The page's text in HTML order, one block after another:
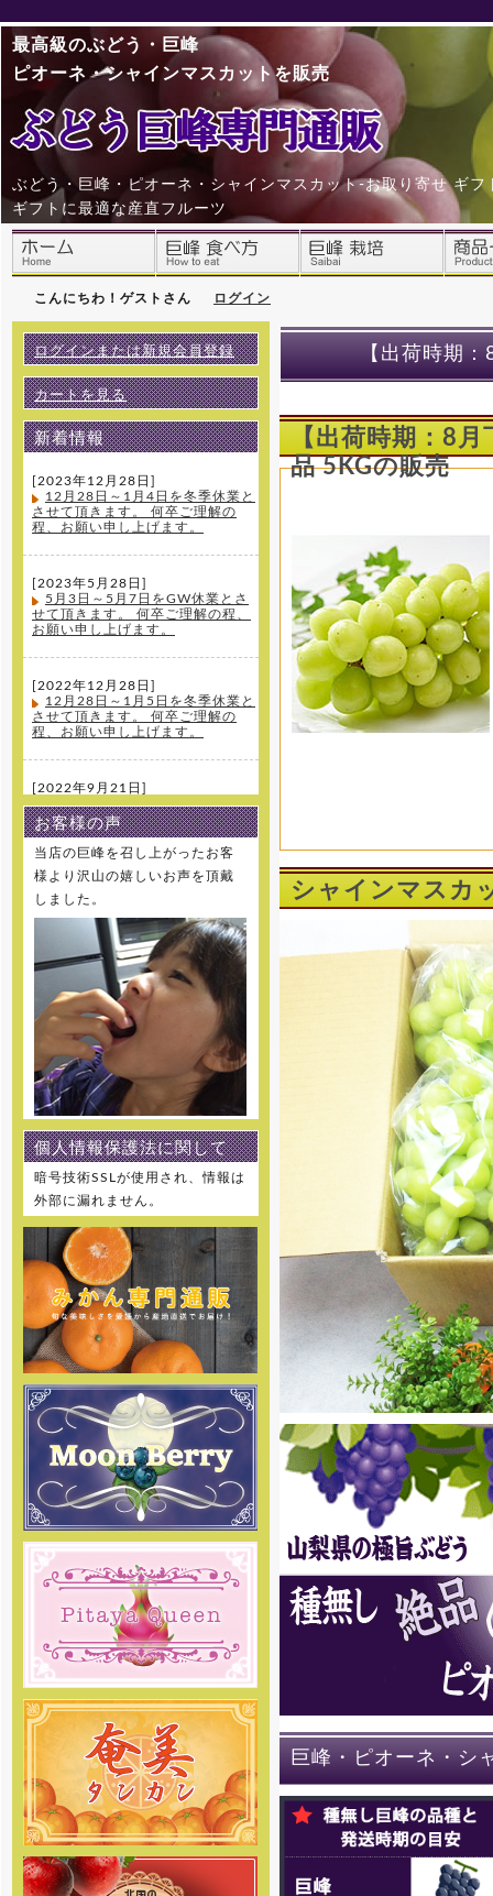
【出荷時期
最高級のぶどう・巨峰
ピオーネ・シャインマスカットを販売
ぶどう・巨峰・ピオーネ・シャインマスカット-お取り寄せ ギフ
ギフトに最適な産直フルーツ
こんにちわ！ゲストさん ログイン
【出荷時期：8
品 5KGの販売
シャインマスカ
巨峰・ピオーネ・シ
ログインまたは新規会員登録
カートを見る
新着情報
[2023年12月28日]
12月28日～1月4日を冬季休業と
させて頂きます。 何卒ご理解の
程、お願い申し上げます。
[2023年5月28日]
5月3日～5月7日をGW休業とさ
せて頂きます。 何卒ご理解の程、
お願い申し上げます。
[2022年12月28日]
12月28日～1月5日を冬季休業と
させて頂きます。 何卒ご理解の
程、お願い申し上げます。
[2022年9月21日]
大変、申し訳ございません。先
日の台風の影響により実に玉割れ
が生じてしまったため、今季の新
規受注は終了とさせて頂きます。
ます。
[2022年8月10日]
8月11日～8月16日を夏季休業と
させて頂きます。 何卒ご理解の
程、お願い申し上げます。
[2021年8月11日]
8月12日～8月15日を夏季休業と
させて頂きます。 何卒ご理解の
程、お願い申し上げます。
[2021年7月21日]
7月22日～7月25日を休業とさせ
て頂きます。 何卒ご理解の程、お
願い申し上げます。
[2020年12月25日]
12月29日～1月5日を冬季休暇と
させて頂きます。 何卒ご理解の
程、お願い申し上げます。
[2019年12月27日]
12月28日～1月5日を冬季休暇と
させて頂きます。 何卒ご理解の
程、お願い申し上げます。
[2019年8月9日]
8月10日～8月15日を夏季休暇と
させて頂きます。 何卒ご理解の
程、お願い申し上げます。
[2018年12月27日]
12月29日～1月6日を冬季休暇と
させて頂きます。 何卒ご理解の
程、お願い申し上げます。
[2018年10月30日 ]
姉妹店-無農薬 いちご専門通販の
予約販売をスタートしました！8種
類のクイーンズベリー最高級 無農
薬 いちごを詰合せを山梨産地直送
でご家庭へお届け致します。
[2018年10月22日 ]
姉妹店-りんご専門通販、2018
年度の出荷をスタートしました！
絶品りんごを産地直送でご家庭へ
お届け致します。
お客様の声
当店の巨峰を召し上がったお客
様より沢山の嬉しいお声を頂戴
しました。
個人情報保護法に関して
暗号技術SSLが使用され、情報は
外部に漏れません。